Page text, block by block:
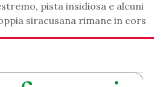
pista insidiosa e alcuni
siracusana rimane in cors